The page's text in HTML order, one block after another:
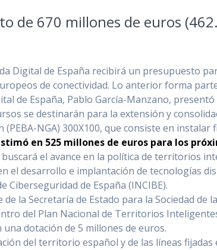
de 670 millones de euros
Digital de España recibirá un presupuesto
de conectividad. Lo anterior forma
de España, Pablo García-Manzano,
se destinarán para la extensión y
NGA) 300X100, que consiste en instalar
en 525 millones de euros para los
el avance en la política de territorios
el desarrollo e implantación de tecnologías
Ciberseguridad de España (INCIBE).
la Secretaría de Estado para la Sociedad de
del Plan Nacional de Territorios
dotación de 5 millones de euros.
del territorio español y de las líneas fijadas